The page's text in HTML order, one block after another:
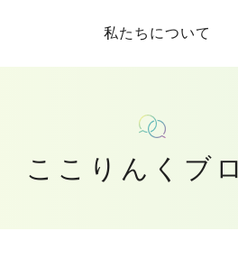
私たちについて
ここりんくブ